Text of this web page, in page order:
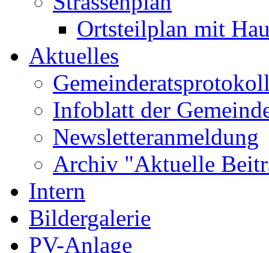
Ortsteilplan mit
Aktuelles
Infoblatt der
Newsletteranmeldung
Archiv "Aktuelle
Intern
Bildergalerie
PV-Anlage